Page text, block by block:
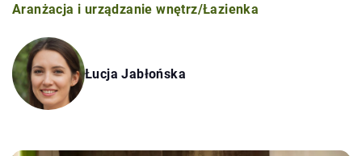
Aranżacja i urządzanie wnętrz/Łazienka
Łucja Jabłońska